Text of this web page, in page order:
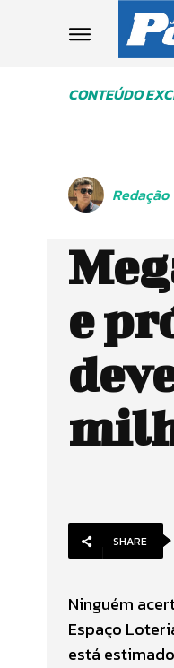
CONTEÚDO
Redação
e
SHARE
Ninguém
Espaço
está